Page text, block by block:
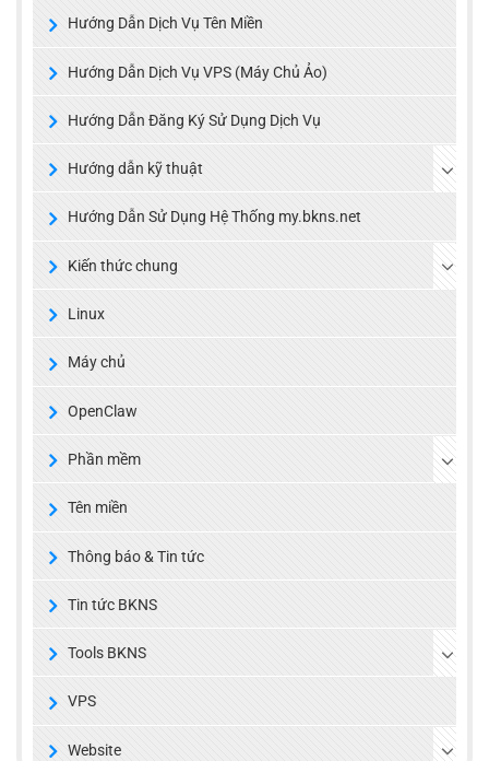
Hướng Dẫn Dịch Vụ Tên Miền
Hướng Dẫn Dịch Vụ VPS (Máy Chủ Ảo)
Hướng Dẫn Đăng Ký Sử Dụng Dịch Vụ
Hướng dẫn kỹ thuật
Hướng Dẫn Sử Dụng Hệ Thống my.bkns.net
Kiến thức chung
Linux
Máy chủ
OpenClaw
Phần mềm
Tên miền
Thông báo & Tin tức
Tin tức BKNS
Tools BKNS
VPS
Website